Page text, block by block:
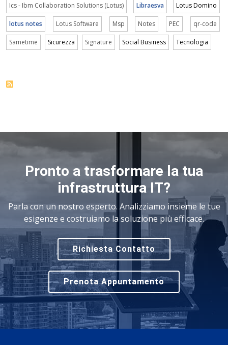
Ics - Ibm Collaboration Solutions (Lotus) Libraesva Lotus Domino
lotus notes Lotus Software Msp Notes PEC qr-code
Sametime Sicurezza Signature Social Business Tecnologia
Pronto a trasformare la tua
infrastruttura IT?
Parla con un nostro esperto. Analizziamo insieme le tue
esigenze e costruiamo la soluzione più efficace.
Richiesta Contatto
Prenota Appuntamento